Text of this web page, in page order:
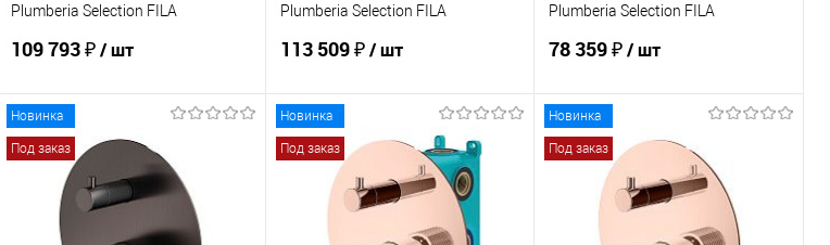
Plumberia Selection FILA
109 793 ₽/ шт
В корзину
Купить в 1 клик
Сравнение
В избранное
Под заказ
Plumberia Selection FILA
113 509 ₽/ шт
В корзину
Купить в 1 клик
Сравнение
В избранное
Под заказ
Plumberia Selection FILA
78 359 ₽/ шт
В корзину
Купить в 1 клик
Сравнение
В избранное
Под заказ
Новинка
Под заказ
Новинка
Под заказ
Новинка
Под заказ